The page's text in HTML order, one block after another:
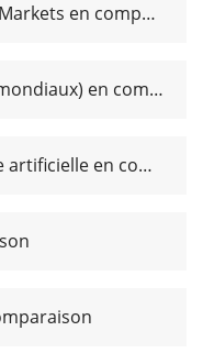
ETF MSCI Emerging Markets en comparaison
ETF de dividendes (mondiaux) en comparaison
ETF sur l'intelligence artificielle en comparaison